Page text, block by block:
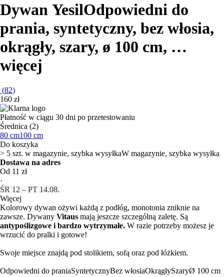
Dywan YesilOdpowiedni do
prania, syntetyczny, bez włosia,
okrągły, szary, ø 100 cm, …
więcej
(82)
160 zł
Płatność w ciągu 30 dni po przetestowaniu
Średnica (2)
80 cm100 cm
Do koszyka
> 5 szt. w magazynie, szybka wysyłkaW magazynie, szybka wysyłka
Dostawa na adres
Od 11 zł
·
ŚR 12 – PT 14.08.
Więcej
Kolorowy dywan ożywi każdą z podłóg, monotonia zniknie na
zawsze. Dywany Vitaus mają jeszcze szczególną zaletę. Są
antypoślizgowe i bardzo wytrzymałe. W razie potrzeby możesz je
wrzucić do pralki i gotowe!
Swoje miejsce znajdą pod stolikiem, sofą oraz pod łóżkiem.
Odpowiedni do praniaSyntetycznyBez włosiaOkrągłySzaryØ 100 cm